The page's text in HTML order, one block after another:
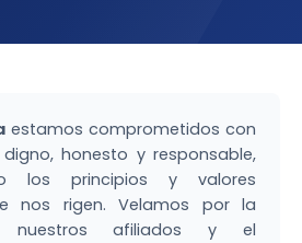
estamos comprometidos con
honesto y responsable,
los principios y valores
nos rigen. Velamos por la
nuestros afiliados y el